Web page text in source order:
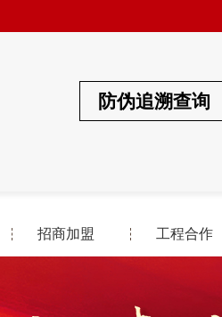
防伪追溯查询
招商加盟 工程合作